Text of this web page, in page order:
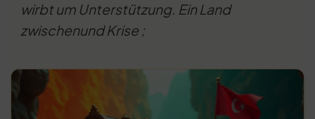
wirbt um Unterstützung. Ein Land
zwischenund Krise ;